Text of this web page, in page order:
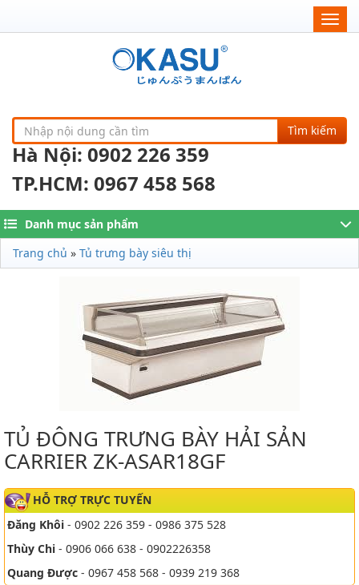
Tìm kiếm
Hà Nội: 0902 226 359
TP.HCM: 0967 458 568
Danh mục sản phẩm
Trang chủ » Tủ trưng bày siêu thị
TỦ ĐÔNG TRƯNG BÀY HẢI SẢN
CARRIER ZK-ASAR18GF
HỖ TRỢ TRỰC TUYẾN
Đăng Khôi - 0902 226 359 - 0986 375 528
Thùy Chi - 0906 066 638 - 0902226358
Quang Được - 0967 458 568 - 0939 219 368